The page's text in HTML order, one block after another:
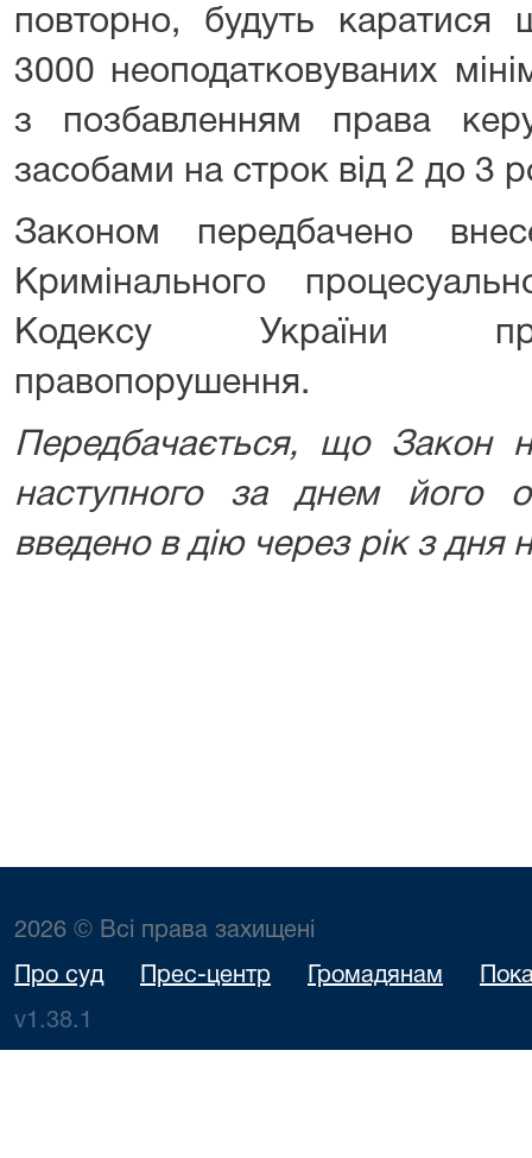
повторно, будуть
3000 неоподатковуваних
з позбавленням права
засобами на строк від 2 до 3
Законом передбачено
Кримінального
Кодексу України про
правопорушення.
Передбачається, що Закон
наступного за днем його
введено в дію через рік з дня
2026 © Всі права захищені
Про суд Прес-центр Громадянам
v1.38.1